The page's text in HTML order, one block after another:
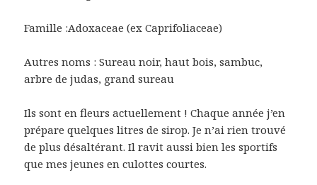
Famille :Adoxaceae (ex Caprifoliaceae)
Autres noms : Sureau noir, haut bois, sambuc,
arbre de judas, grand sureau
Ils sont en fleurs actuellement ! Chaque année j’en
prépare quelques litres de sirop. Je n’ai rien trouvé
de plus désaltérant. Il ravit aussi bien les sportifs
que mes jeunes en culottes courtes.